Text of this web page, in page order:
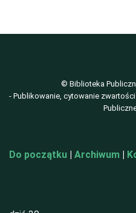
© Biblioteka
- Publikowanie, cytowanie
Do początku | Archiwum |